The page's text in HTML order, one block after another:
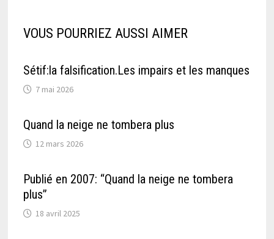
VOUS POURRIEZ AUSSI AIMER
Sétif:la falsification.Les impairs et les manques
7 mai 2026
Quand la neige ne tombera plus
12 mars 2026
Publié en 2007: “Quand la neige ne tombera
plus”
18 avril 2025